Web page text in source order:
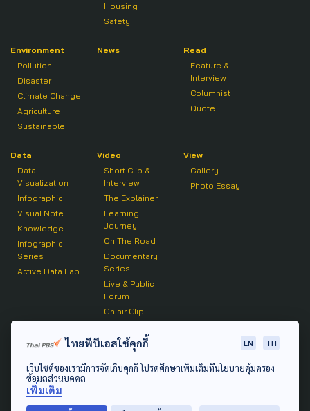
Housing
Safety
Environment
Pollution
Disaster
Climate Change
Agriculture
Sustainable
News
Read
Feature &
Interview
Columnist
Quote
Data
Data
Visualization
Infographic
Visual Note
Knowledge
Infographic
Series
Active Data Lab
Video
Short Clip &
Interview
The Explainer
Learning
Journey
On The Road
Documentary
Series
Live & Public
Forum
On air Clip
View
Gallery
Photo Essay
Podcast
Active Talk
ไทยพีบีเอสใช้คุกกี้ EN TH
เว็บไซต์ของเรามีการจัดเก็บคุกกี้ โปรดศึกษาเพิ่มเติมที่นโยบายคุ้มครอง
ข้อมูลส่วนบุคคล
เพิ่มเติม